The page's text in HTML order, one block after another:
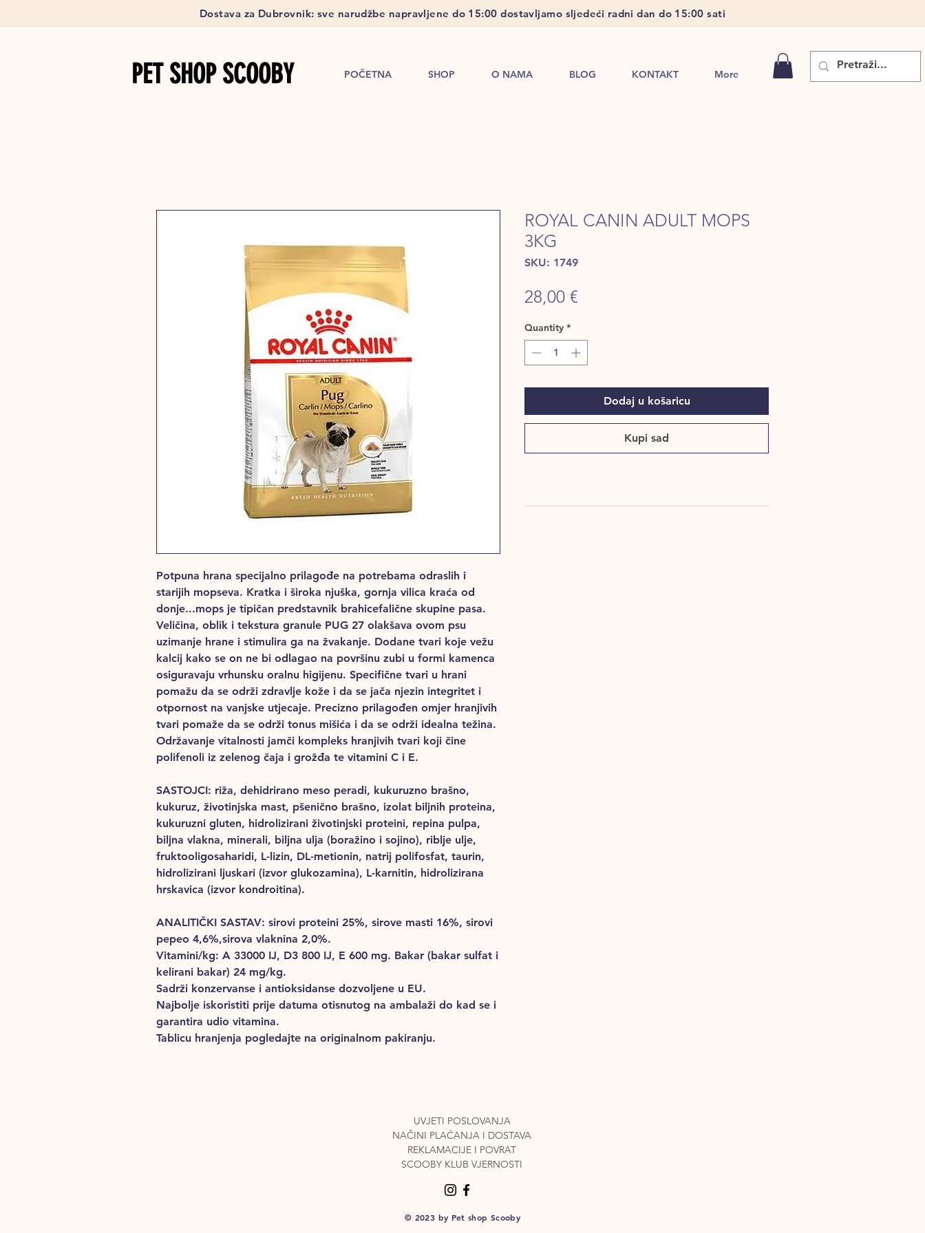
Dostava za Dubrovnik: sve narudžbe napravljene do 15:00 dostavljamo sljedeći radni dan do 15:00 sati
PET SHOP SCOOBY POČETNA SHOP O NAMA BLOG KONTAKT More
Potpuna hrana specijalno prilagođe na potrebama odraslih i
starijih mopseva. Kratka i široka njuška, gornja vilica kraća od
donje...mops je tipičan predstavnik brahicefalične skupine pasa.
Veličina, oblik i tekstura granule PUG 27 olakšava ovom psu
uzimanje hrane i stimulira ga na žvakanje. Dodane tvari koje vežu
kalcij kako se on ne bi odlagao na površinu zubi u formi kamenca
osiguravaju vrhunsku oralnu higijenu. Specifične tvari u hrani
pomažu da se održi zdravlje kože i da se jača njezin integritet i
otpornost na vanjske utjecaje. Precizno prilagođen omjer hranjivih
tvari pomaže da se održi tonus mišića i da se održi idealna težina.
Održavanje vitalnosti jamči kompleks hranjivih tvari koji čine
polifenoli iz zelenog čaja i grožđa te vitamini C i E.
SASTOJCI: riža, dehidrirano meso peradi, kukuruzno brašno,
kukuruz, životinjska mast, pšenično brašno, izolat biljnih proteina,
kukuruzni gluten, hidrolizirani životinjski proteini, repina pulpa,
biljna vlakna, minerali, biljna ulja (boražino i sojino), riblje ulje,
fruktooligosaharidi, L-lizin, DL-metionin, natrij polifosfat, taurin,
hidrolizirani ljuskari (izvor glukozamina), L-karnitin, hidrolizirana
hrskavica (izvor kondroitina).
ANALITIČKI SASTAV: sirovi proteini 25%, sirove masti 16%, sirovi
pepeo 4,6%,sirova vlaknina 2,0%.
Vitamini/kg: A 33000 IJ, D3 800 IJ, E 600 mg. Bakar (bakar sulfat i
kelirani bakar) 24 mg/kg.
Sadrži konzervanse i antioksidanse dozvoljene u EU.
Najbolje iskoristiti prije datuma otisnutog na ambalaži do kad se i
garantira udio vitamina.
Tablicu hranjenja pogledajte na originalnom pakiranju.
ROYAL CANIN ADULT MOPS
3KG
SKU: 1749
28,00 €
Quantity *
Dodaj u košaricu
Kupi sad
UVJETI POSLOVANJA
NAČINI PLAĆANJA I DOSTAVA
REKLAMACIJE I POVRAT
SCOOBY KLUB VJERNOSTI
© 2023 by Pet shop Scooby